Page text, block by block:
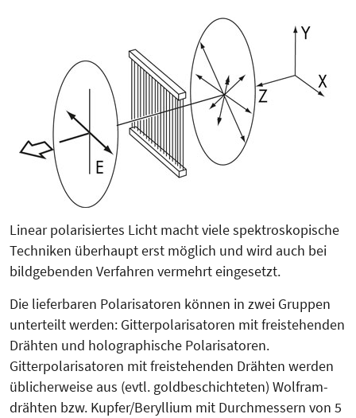
Linear polarisiertes Licht macht viele spektroskopische
Techniken überhaupt erst möglich und wird auch bei
bildgebenden Verfahren vermehrt eingesetzt.
Die lieferbaren Polarisatoren können in zwei Gruppen
unterteilt werden: Gitterpolarisatoren mit freistehenden
Drähten und holographische Pola­risatoren.
Gitterpolarisatoren mit freistehenden Drähten werden
üblicher­wei­se aus (evtl. goldbeschichteten) Wolfram­
drähten bzw. Kupfer/Beryl­lium mit Durchmessern von 5